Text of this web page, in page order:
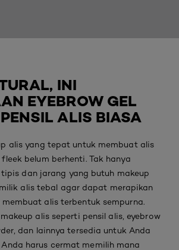
INI
EYEBROW GEL
ALIS BIASA
alis yang tepat untuk membuat alis
belum berhenti. Tak hanya
dan jarang yang butuh makeup
alis tebal agar dapat merapikan
alis terbentuk sempurna.
alis seperti pensil alis, eyebrow
dan lainnya tersedia untuk Anda
harus cermat memilih mana